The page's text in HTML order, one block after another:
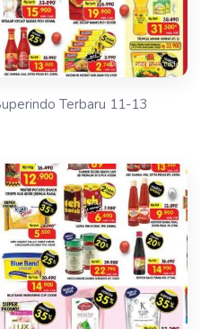
Terbaru 11-13